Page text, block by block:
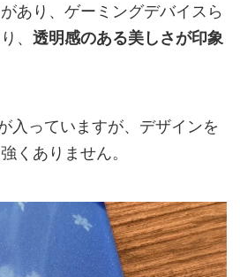
あり、ゲーミングデバイスら
、 透明感のある美しさが印象
入っていますが、デザインを
くありません。